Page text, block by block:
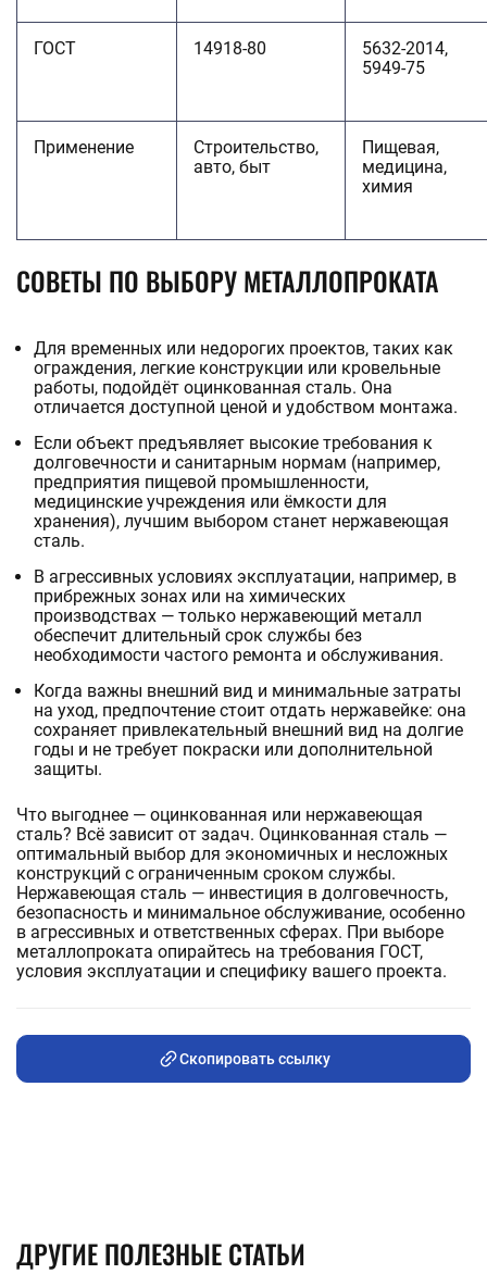
ГОСТ 14918-80
5632-2014,
5949-75
Применение
Строительство,
авто, быт
Пищевая,
медицина,
химия
СОВЕТЫ ПО ВЫБОРУ МЕТАЛЛОПРОКАТА
Для временных или недорогих проектов, таких как
ограждения, легкие конструкции или кровельные
работы, подойдёт оцинкованная сталь. Она
отличается доступной ценой и удобством монтажа.
Если объект предъявляет высокие требования к
долговечности и санитарным нормам (например,
предприятия пищевой промышленности,
медицинские учреждения или ёмкости для
хранения), лучшим выбором станет нержавеющая
сталь.
В агрессивных условиях эксплуатации, например, в
прибрежных зонах или на химических
производствах — только нержавеющий металл
обеспечит длительный срок службы без
необходимости частого ремонта и обслуживания.
Когда важны внешний вид и минимальные затраты
на уход, предпочтение стоит отдать нержавейке: она
сохраняет привлекательный внешний вид на долгие
годы и не требует покраски или дополнительной
защиты.
Что выгоднее — оцинкованная или нержавеющая
сталь? Всё зависит от задач. Оцинкованная сталь —
оптимальный выбор для экономичных и несложных
конструкций с ограниченным сроком службы.
Нержавеющая сталь — инвестиция в долговечность,
безопасность и минимальное обслуживание, особенно
в агрессивных и ответственных сферах. При выборе
металлопроката опирайтесь на требования ГОСТ,
условия эксплуатации и специфику вашего проекта.
Скопировать ссылку
ДРУГИЕ ПОЛЕЗНЫЕ СТАТЬИ